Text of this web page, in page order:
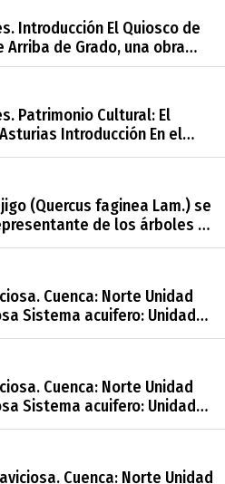
vivien
Introducción El Quiosco de
Arriba de Grado, una obra
se erige como un elemento
de la villa de Grado,
en el corazón del
punto de encuentr
Patrimonio Cultural: El
Introducción En el
Arquitectónico de Asturias,
su singularidad y
de la Música. Este
meticulosamente en el
(Quercus faginea Lam.) se
de los árboles de
En este reajuste,
y características del quejigo
en el patrimonio
Cuenca: Norte Unidad
Sistema acuifero: Unidad
Cota: 141 Profundidad:
Abastecimiento (que no sea
se sabe Nota: Si no hay
Cuenca: Norte Unidad
Sistema acuifero: Unidad
Cota: 120 Profundidad:
Abastecimiento (que no sea
se sabe Nota: Si no hay
Cuenca: Norte Unidad